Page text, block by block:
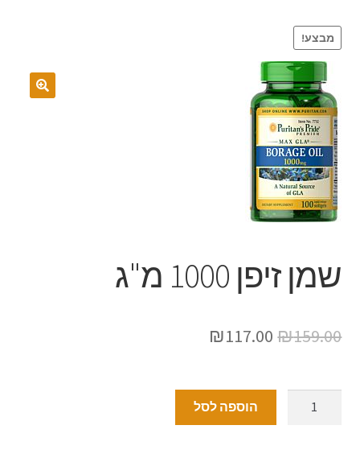
מבצע!
שמן זיפן 1000 מ"ג
₪159.00
₪117.00
הוספה לסל